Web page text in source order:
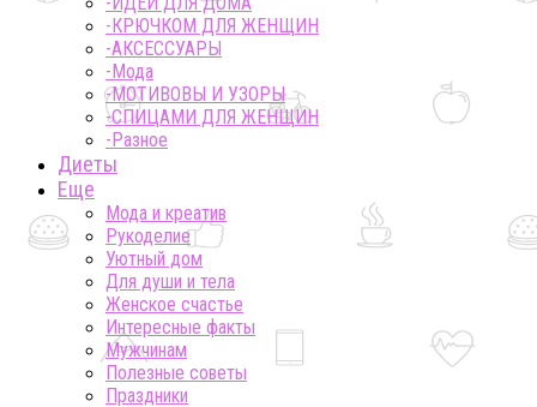
-КРЮЧКОМ ДЛЯ ЖЕНЩИН
-AКСЕССУАРЫ
-Мода
-МОТИВОВЫ И УЗОРЫ
-СПИЦАМИ ДЛЯ ЖЕНЩИН
-Разное
Диеты
Еще
Мода и креатив
Рукоделие
Уютный дом
Для души и тела
Женское счастье
Интересные факты
Мужчинам
Полезные советы
Праздники